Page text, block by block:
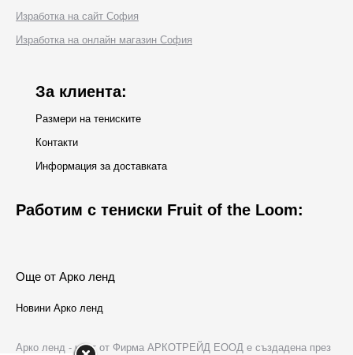
in
new
Изработка на сайт София
Изработка на онлайн магазин София
За клиента:
Размери на тениските
Контакти
Информация за доставката
Работим с тениски Fruit of the Loom:
Още от Арко ленд
Новини Арко ленд
Арко ленд - част от Фирма АРКОТРЕЙД ЕООД е създадена през